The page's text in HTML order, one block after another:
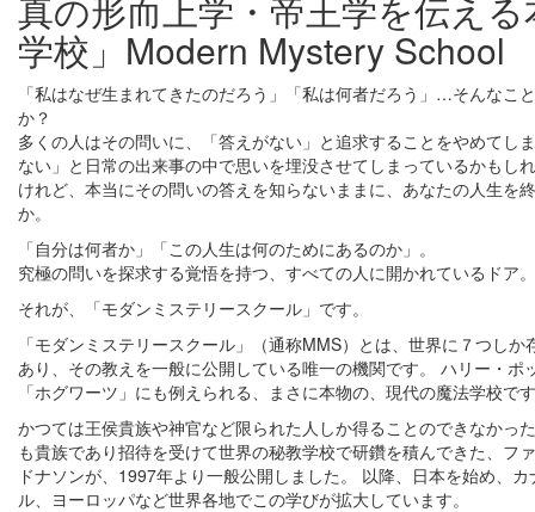
学校」 Modern Mystery School
「私はなぜ生まれてきたのだろう」「私は何者だろう」…そんなこ
か？
多くの人はその問いに、「答えがない」と追求することをやめてし
ない」と日常の出来事の中で思いを埋没させてしまっているかもし
けれど、本当にその問いの答えを知らないままに、あなたの人生を
か。
「自分は何者か」「この人生は何のためにあるのか」。
究極の問いを探求する覚悟を持つ、すべての人に開かれているドア。
それが、「モダンミステリースクール」です。
「モダンミステリースクール」（通称MMS）とは、世界に７つし
あり、その教えを一般に公開している唯一の機関です。 ハリー・ポ
「ホグワーツ」にも例えられる、まさに本物の、現代の魔法学校で
かつては王侯貴族や神官など限られた人しか得ることのできなかっ
も貴族であり招待を受けて世界の秘教学校で研鑽を積んできた、
ドナソンが、1997年より一般公開しました。 以降、日本を始め、
ル、ヨーロッパなど世界各地でこの学びが拡大しています。